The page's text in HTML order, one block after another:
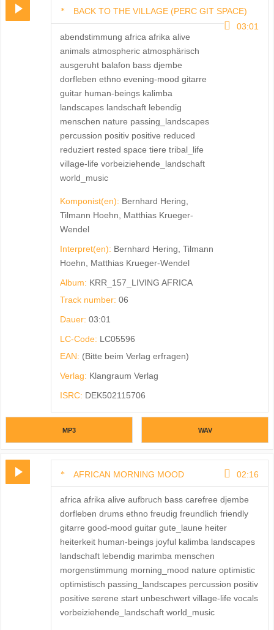
BACK TO THE VILLAGE (PERC GIT SPACE)
03:01
abendstimmung africa afrika alive
animals atmospheric atmosphärisch
ausgeruht balafon bass djembe
dorfleben ethno evening-mood gitarre
guitar human-beings kalimba
landscapes landschaft lebendig
menschen nature passing_landscapes
percussion positiv positive reduced
reduziert rested space tiere tribal_life
village-life vorbeiziehende_landschaft
world_music
Komponist(en): Bernhard Hering,
Tilmann Hoehn, Matthias Krueger-
Wendel
Interpret(en): Bernhard Hering, Tilmann
Hoehn, Matthias Krueger-Wendel
Album: KRR_157_LIVING AFRICA
Track number: 06
Dauer: 03:01
LC-Code: LC05596
EAN: (Bitte beim Verlag erfragen)
Verlag: Klangraum Verlag
ISRC: DEK502115706
MP3 WAV
AFRICAN MORNING MOOD 02:16
africa afrika alive aufbruch bass carefree djembe
dorfleben drums ethno freudig freundlich friendly
gitarre good-mood guitar gute_laune heiter
heiterkeit human-beings joyful kalimba landscapes
landschaft lebendig marimba menschen
morgenstimmung morning_mood nature optimistic
optimistisch passing_landscapes percussion positiv
positive serene start unbeschwert village-life vocals
vorbeiziehende_landschaft world_music